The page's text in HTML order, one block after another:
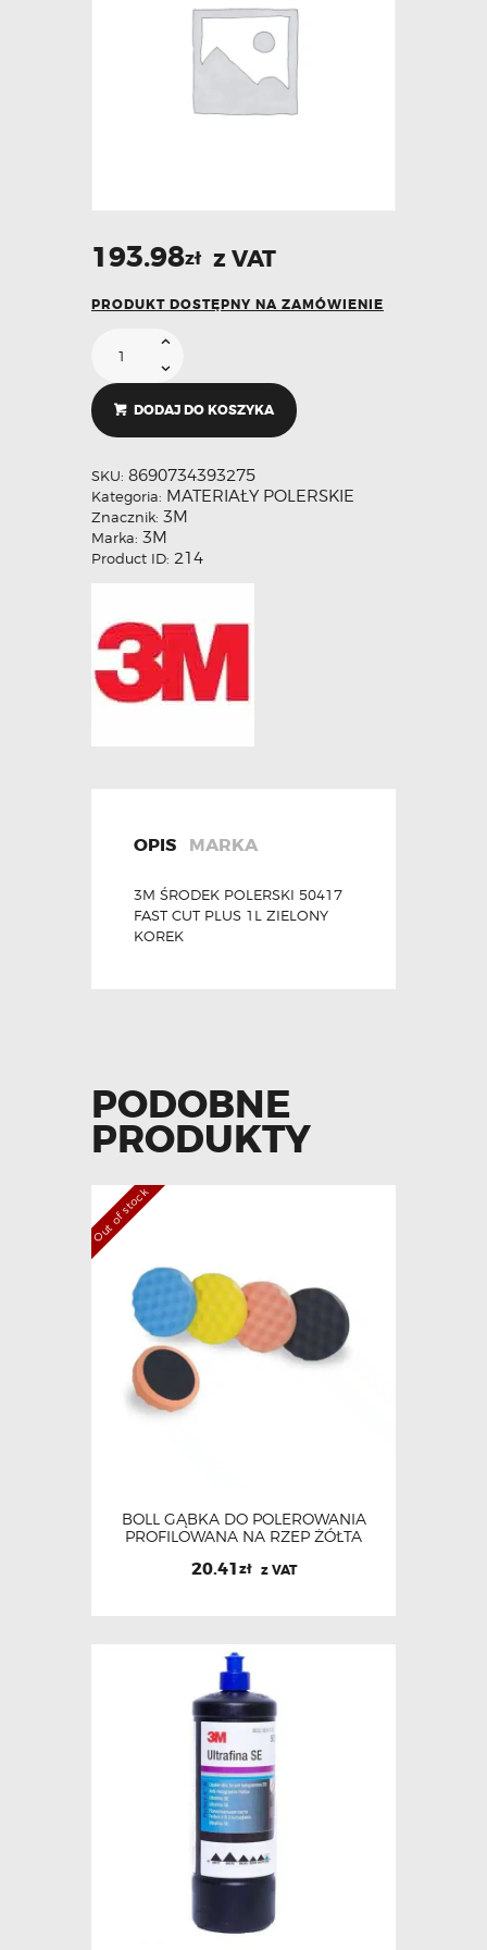
193.98zł z VAT
PRODUKT DOSTĘPNY NA ZAMÓWIENIE
DODAJ DO KOSZYKA
SKU: 8690734393275
Kategoria: MATERIAŁY POLERSKIE
Znacznik: 3M
Marka: 3M
Product ID: 214
OPIS MARKA
3M ŚRODEK POLERSKI 50417
FAST CUT PLUS 1L ZIELONY
KOREK
PODOBNE
PRODUKTY
Out of stock
BOLL GĄBKA DO POLEROWANIA
PROFILOWANA NA RZEP ŻÓŁTA
20.41zł z VAT